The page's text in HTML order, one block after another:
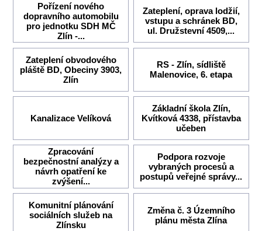
Pořízení nového
dopravního automobilu
pro jednotku SDH MČ
Zlín -...
Zateplení, oprava lodžií,
vstupu a schránek BD,
ul. Družstevní 4509,...
Zateplení obvodového
pláště BD, Obeciny 3903,
Zlín
RS - Zlín, sídliště
Malenovice, 6. etapa
Kanalizace Velíková
Základní škola Zlín,
Kvítková 4338, přístavba
učeben
Zpracování
bezpečnostní analýzy a
návrh opatření ke
zvýšení...
Podpora rozvoje
vybraných procesů a
postupů veřejné správy...
Komunitní plánování
sociálních služeb na
Zlínsku
Změna č. 3 Územního
plánu města Zlína